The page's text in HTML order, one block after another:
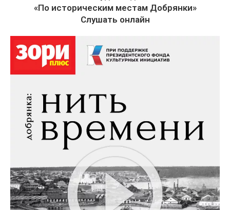
«По историческим местам Добрянки»
Слушать онлайн